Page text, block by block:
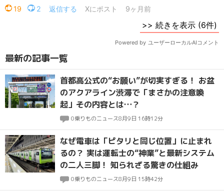
最新の記事一覧
首都高公式の“お願い”が切実すぎる！ お盆
のアクアライン渋滞で「まさかの注意喚
起」その内容とは…？
0乗りものニュース8月9日 16時12分
なぜ電車は「ピタリと同じ位置」に止まれ
るの？ 実は運転士の“神業”と最新システム
の二人三脚！ 知られざる驚きの仕組み
0乗りものニュース8月9日 15時42分